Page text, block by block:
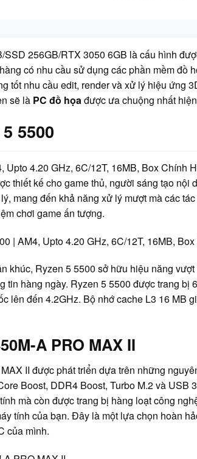
SSD 256GB/RTX 3050 6GB là cấu hình
có nhu cầu sử dụng các phần mềm đồ
tốt nhu cầu edit, render và xử lý hiệu ứng
sẽ là PC đồ họađược ưa chuộng nhất
5500
Upto 4.20 GHz, 6C/12T, 16MB, Box Chính
thiết kế cho game thủ, người sáng tạo nội
mang đến khả năng xử lý mượt mà các
chơi game ấn tượng.
khúc, Ryzen 5 5500 sở hữu hiệu năng
tin hàng ngày. Ryzen 5 5500 được trang bị
lên đến 4.2GHz. Bộ nhớ cache L3 16 MB
A PRO MAX II
II được phát triển dựa trên những
Boost, DDR4 Boost, Turbo M.2 và USB
mà còn được trang bị hàng loạt công
tính của bạn. Đây là một lựa chọn hoàn
của mình.